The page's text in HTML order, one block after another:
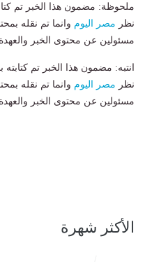
ملحوظة: مضمون هذا الخبر تم
نظر مصر اليوم وانما تم نقله
مسئولين عن محتوى الخبر
انتبه: مضمون هذا الخبر تم
نظر مصر اليوم وانما تم نقله
مسئولين عن محتوى الخبر
الأكثر شهرة